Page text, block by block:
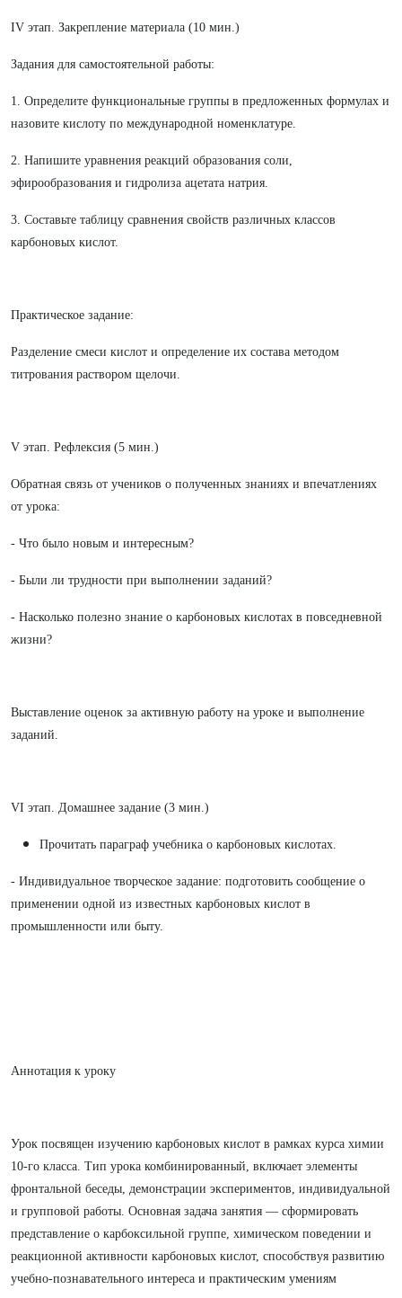
IV этап. Закрепление материала (10 мин.)
Задания для самостоятельной работы:
1. Определите функциональные группы в предложенных формулах и
назовите кислоту по международной номенклатуре.
2. Напишите уравнения реакций образования соли,
эфирообразования и гидролиза ацетата натрия.
3. Составьте таблицу сравнения свойств различных классов
карбоновых кислот.
Практическое задание:
Разделение смеси кислот и определение их состава методом
титрования раствором щелочи.
V этап. Рефлексия (5 мин.)
Обратная связь от учеников о полученных знаниях и впечатлениях
от урока:
- Что было новым и интересным?
- Были ли трудности при выполнении заданий?
- Насколько полезно знание о карбоновых кислотах в повседневной
жизни?
Выставление оценок за активную работу на уроке и выполнение
заданий.
VI этап. Домашнее задание (3 мин.)
Прочитать параграф учебника о карбоновых кислотах.
- Индивидуальное творческое задание: подготовить сообщение о
применении одной из известных карбоновых кислот в
промышленности или быту.
Аннотация к уроку
Урок посвящен изучению карбоновых кислот в рамках курса химии
10-го класса. Тип урока комбинированный, включает элементы
фронтальной беседы, демонстрации экспериментов, индивидуальной
и групповой работы. Основная задача занятия — сформировать
представление о карбоксильной группе, химическом поведении и
реакционной активности карбоновых кислот, способствуя развитию
учебно-познавательного интереса и практическим умениям